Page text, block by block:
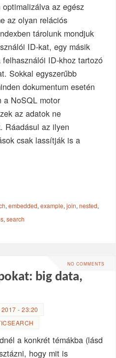
az egész
az olyan relációs
tárolunk mondjuk
ID-kat, egy másik
ID-khoz tartozó
Sokkal egyszerűbb
dokumentum esetén
a NoSQL motor
az adatok ne
Ráadásul az ilyen
csak lassítják is a
,embedded,example,join,nested,
,search
NO COMMENTS
big data,
- 23:20
a konkrét témákba (lásd
hogy mit is